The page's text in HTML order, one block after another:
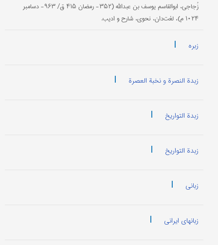
زُجاجی، ابوالقاسم یوسف بن عبدالله (۳۵۲- رمضان ۴۱۵ ق/ ۹۶۳- دسامبر
۱۰۲۴ م)، لغت‌دان، نحوی، شارح و ادیب.
زبره |
زبدة النصرة و نخبة العصرة |
زبدة التواریخ |
زبدة التواریخ |
زبانی |
زبانهای ایرانی |